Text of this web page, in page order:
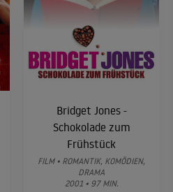
Bridget Jones -
Schokolade zum
Frühstück
FILM • ROMANTIK, KOMÖDIEN,
DRAMA
2001 • 97 MIN.